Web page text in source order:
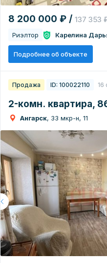
8 200 000 ₽ / 137 353
Риэлтор Карелина
Подробнее об объекте
Продажа ID: 100022110 16
2-комн. квартира,
Ангарск, 33 мкр-н, 11